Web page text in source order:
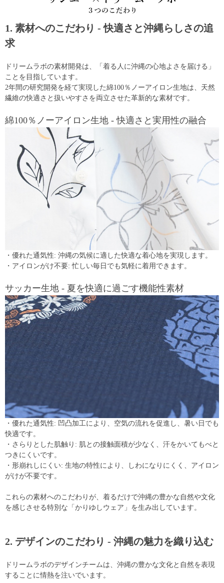
1. 素材へのこだわり - 快適さと沖縄らしさの追
求
ドリームラボの素材開発は、「着る人に沖縄の心地よさを届ける」
ことを目指しています。
2年間の研究開発を経て実現した綿100％ノーアイロン生地は、天然
繊維の快適さと扱いやすさを両立させた革新的な素材です。
綿100％ノーアイロン生地 - 快適さと実用性の融合
・優れた通気性: 沖縄の気候に適した快適な着心地を実現します。
・アイロンがけ不要: 忙しい毎日でも気軽に着用できます。
サッカー生地 - 夏を快適に過ごす機能性素材
・優れた通気性: 凹凸加工により、空気の流れを促進し、暑い日でも
快適です。
・さらりとした肌触り: 肌との接触面積が少なく、汗をかいてもべと
つきにくいです。
・形崩れしにくい: 生地の特性により、しわになりにくく、アイロン
がけが不要です。
これらの素材へのこだわりが、着るだけで沖縄の豊かな自然や文化
を感じさせる特別な「かりゆしウェア」を生み出しています。
2. デザインのこだわり - 沖縄の魅力を織り込む
ドリームラボのデザインチームは、沖縄の豊かな文化と自然を表現
することに情熱を注いでいます。